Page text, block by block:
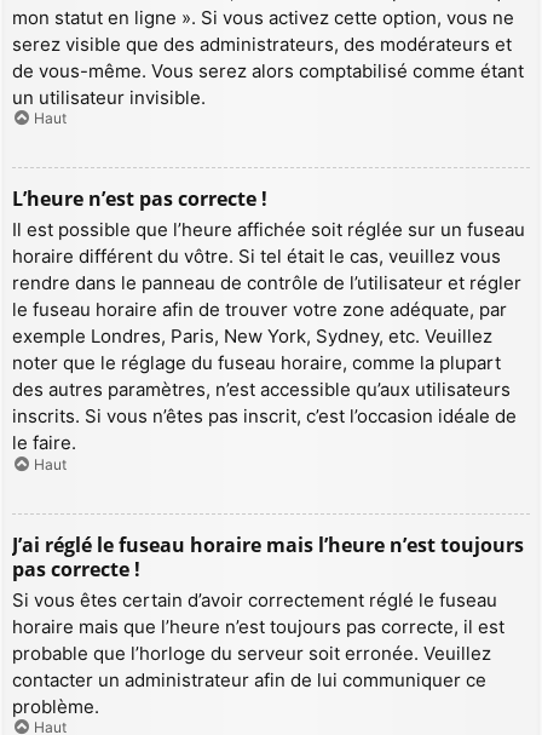
mon statut en ligne ». Si vous activez cette option, vous ne
serez visible que des administrateurs, des modérateurs et
de vous-même. Vous serez alors comptabilisé comme étant
un utilisateur invisible.
Haut
L’heure n’est pas correcte !
Il est possible que l’heure affichée soit réglée sur un fuseau
horaire différent du vôtre. Si tel était le cas, veuillez vous
rendre dans le panneau de contrôle de l’utilisateur et régler
le fuseau horaire afin de trouver votre zone adéquate, par
exemple Londres, Paris, New York, Sydney, etc. Veuillez
noter que le réglage du fuseau horaire, comme la plupart
des autres paramètres, n’est accessible qu’aux utilisateurs
inscrits. Si vous n’êtes pas inscrit, c’est l’occasion idéale de
le faire.
Haut
J’ai réglé le fuseau horaire mais l’heure n’est toujours
pas correcte !
Si vous êtes certain d’avoir correctement réglé le fuseau
horaire mais que l’heure n’est toujours pas correcte, il est
probable que l’horloge du serveur soit erronée. Veuillez
contacter un administrateur afin de lui communiquer ce
problème.
Haut